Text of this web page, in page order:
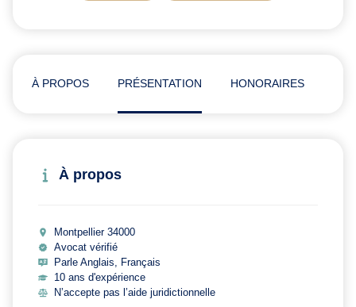
À PROPOS PRÉSENTATION HONORAIRES
À propos
Montpellier 34000
Avocat vérifié
Parle Anglais, Français
10 ans d'expérience
N’accepte pas l’aide juridictionnelle